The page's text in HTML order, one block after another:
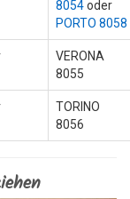
8054oder
PORTO 8058
VERONA
8055
TORINO
8056